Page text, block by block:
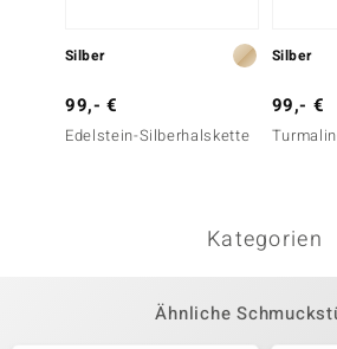
Silber
99,- €
Edelstein-Silberhalskette
Silber
99,- €
Kategorien
Ähnliche